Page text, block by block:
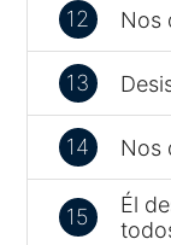
12 Nos
13
14 Nos
15
Él